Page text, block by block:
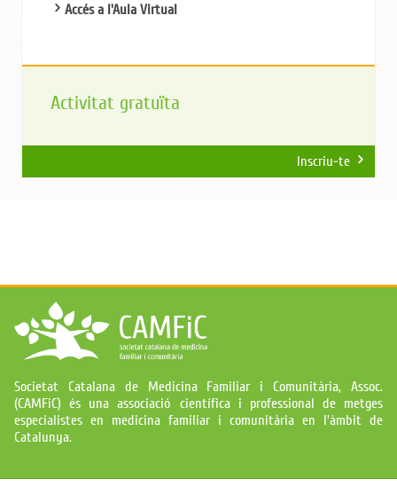
Accés a l'Aula Virtual
Activitat gratuïta
Inscriu-te
Societat Catalana de Medicina Familiar i Comunitària, Assoc.
(CAMFiC) és una associació científica i professional de metges
especialistes en medicina familiar i comunitària en l'àmbit de
Catalunya.